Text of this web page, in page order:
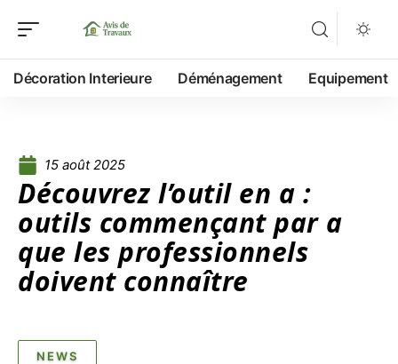
Décoration Interieure Déménagement Equipement
15 août 2025
Découvrez l’outil en a :
outils commençant par a
que les professionnels
doivent connaître
NEWS